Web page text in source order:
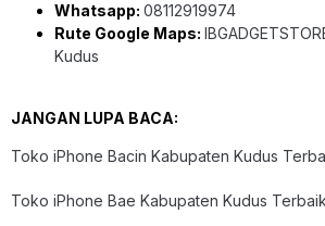
Whatsapp: 08112919974
Rute Google Maps:
Kudus
JANGAN LUPA BACA:
Toko iPhone Bacin Kabupaten Kudus
Toko iPhone Bae Kabupaten Kudus Terbaik